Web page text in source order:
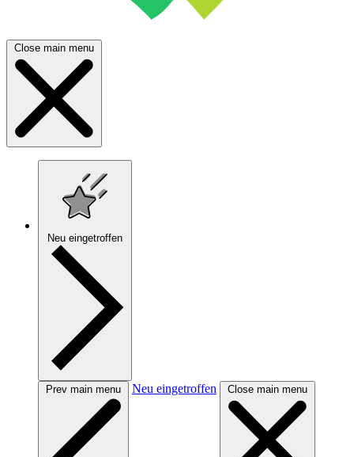
Close main menu
Neu eingetroffen
Prev main menu Neu eingetroffen Close main menu